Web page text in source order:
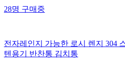
28명구매중
전자레인지 가능한 로시 렌지 304
텐용기 반찬통 김치통